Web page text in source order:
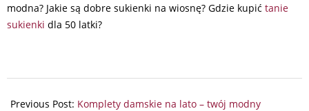
modna? Jakie są dobre sukienki na wiosnę? Gdzie kupić tanie
sukienki dla 50 latki?
07-
Previous Post: Komplety damskie na lato – twój modny